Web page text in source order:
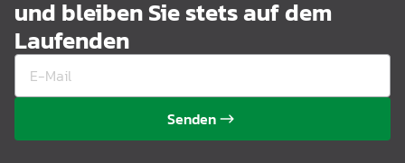
und bleiben Sie stets auf dem
Laufenden
Senden